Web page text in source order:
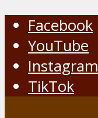
Facebook
YouTube
Instagram
TikTok